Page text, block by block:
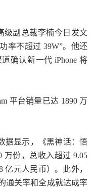
级副总裁李楠今日发文
率不超过 39W”。他还
确认新一代 iPhone 将
平台销量已达 1890 万
据显示，《黑神话：悟
万份，总收入超过 9.05
亿元人民币）。此外，
通关率和全成就达成率